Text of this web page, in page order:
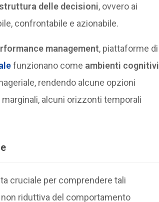
delle decisioni, ovvero ai
confrontabile e azionabile.
management, piattaforme di
funzionano come ambienti cognitivi
rendendo alcune opzioni
alcuni orizzonti temporali
cruciale per comprendere tali
riduttiva del comportamento